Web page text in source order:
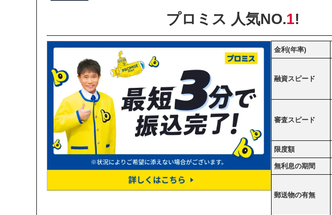
プロミス 人気NO.1!
金利(年率)
融資スピード
審査スピード
限度額
無利息の期間
郵送物の有無